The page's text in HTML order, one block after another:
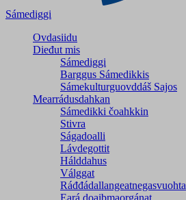
Sámediggi
Ovdasiidu
Dieđut mis
Sámediggi
Barggus Sámedikkis
Sámekulturguovddáš Sajos
Mearrádusdahkan
Sámedikki čoahkkin
Stivra
Ságadoalli
Lávdegottit
Hálddahus
Válggat
Ráđđádallangeatnegas­vuohta
Eará doaibmaorgánat